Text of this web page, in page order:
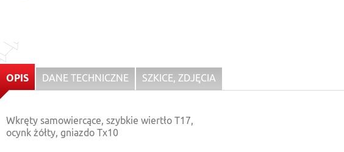
OPIS DANE TECHNICZNE SZKICE, ZDJĘCIA
Wkręty samowiercące, szybkie wiertło T17,
ocynk żółty, gniazdo Tx10